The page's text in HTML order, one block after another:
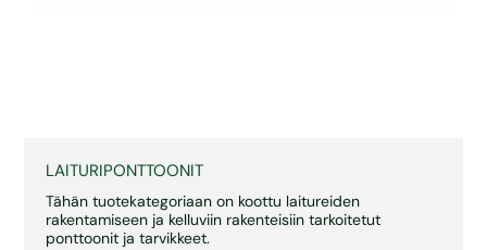
LAITURIPONTTOONIT
Tähän tuotekategoriaan on koottu laitureiden
rakentamiseen ja kelluviin rakenteisiin tarkoitetut
ponttoonit ja tarvikkeet.